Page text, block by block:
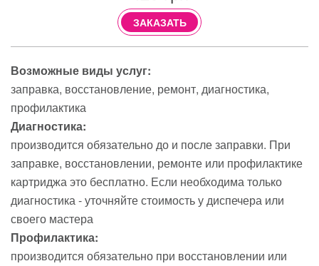
ЗАКАЗАТЬ
Возможные виды услуг:
заправка восстановление ремонт диагностика
профилактика
Диагностика:
производится обязательно до и после заправки. При
заправке, восстановлении, ремонте или профилактике
картриджа это бесплатно. Если необходима только
диагностика - уточняйте стоимость у диспечера или
своего мастера
Профилактика:
производится обязательно при восстановлении или